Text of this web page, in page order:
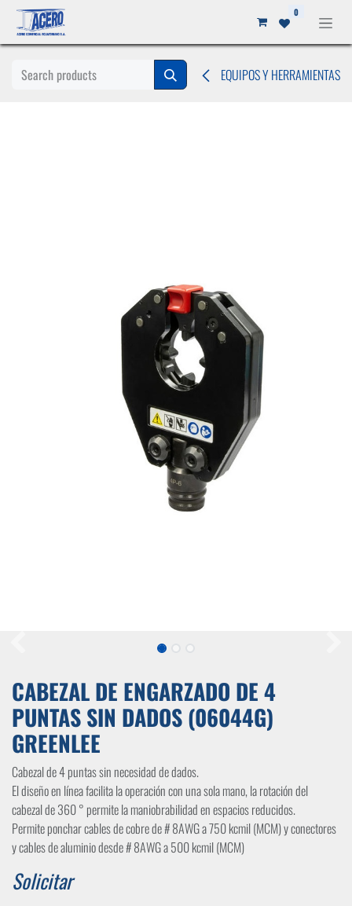
Ir al contenido 0
EQUIPOS Y HERRAMIENTAS
CABEZAL DE ENGARZADO DE 4
PUNTAS SIN DADOS (06044G)
GREENLEE
Cabezal de 4 puntas sin necesidad de dados.
El diseño en línea facilita la operación con una sola mano, la rotación del
cabezal de 360 ​​° permite la maniobrabilidad en espacios reducidos.
Permite ponchar cables de cobre de # 8AWG a 750 kcmil (MCM) y conectores
y cables de aluminio desde # 8AWG a 500 kcmil (MCM)
Solicitar